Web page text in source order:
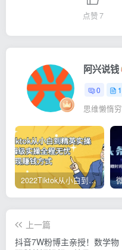
点赞7
阿兴说钱
0
思维懒惰
2022Tiktok从小白到精英实操，0-1保姆级实操全程无忧，多种变现赚钱方式
上一篇
抖音7W粉博主亲授！数学物